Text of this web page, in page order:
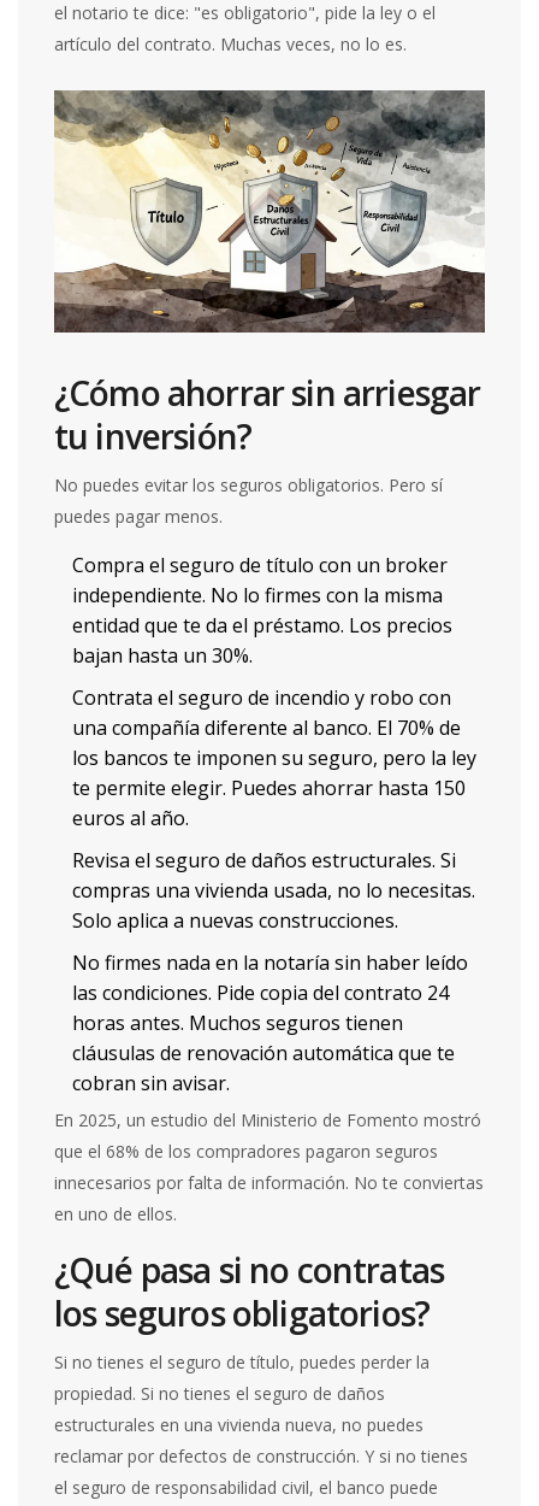
el notario te dice: "es obligatorio", pide la ley o el
artículo del contrato. Muchas veces, no lo es.
¿Cómo ahorrar sin arriesgar
tu inversión?
No puedes evitar los seguros obligatorios. Pero sí
puedes pagar menos.
Compra el seguro de título con un broker
independiente. No lo firmes con la misma
entidad que te da el préstamo. Los precios
bajan hasta un 30%.
Contrata el seguro de incendio y robo con
una compañía diferente al banco. El 70% de
los bancos te imponen su seguro, pero la ley
te permite elegir. Puedes ahorrar hasta 150
euros al año.
Revisa el seguro de daños estructurales. Si
compras una vivienda usada, no lo necesitas.
Solo aplica a nuevas construcciones.
No firmes nada en la notaría sin haber leído
las condiciones. Pide copia del contrato 24
horas antes. Muchos seguros tienen
cláusulas de renovación automática que te
cobran sin avisar.
En 2025, un estudio del Ministerio de Fomento mostró
que el 68% de los compradores pagaron seguros
innecesarios por falta de información. No te conviertas
en uno de ellos.
¿Qué pasa si no contratas
los seguros obligatorios?
Si no tienes el seguro de título, puedes perder la
propiedad. Si no tienes el seguro de daños
estructurales en una vivienda nueva, no puedes
reclamar por defectos de construcción. Y si no tienes
el seguro de responsabilidad civil, el banco puede